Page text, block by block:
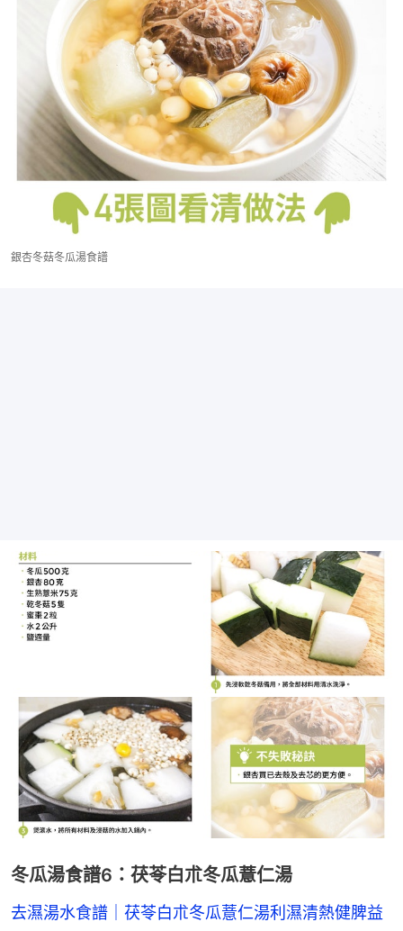
銀杏冬菇冬瓜湯食譜
冬瓜湯食譜6：茯苓白朮冬瓜薏仁湯
去濕湯水食譜｜茯苓白朮冬瓜薏仁湯利濕清熱健脾益